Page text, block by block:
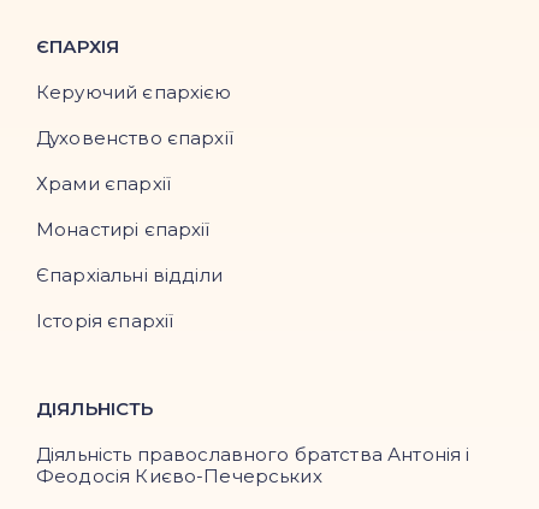
ЄПАРХІЯ
Керуючий єпархією
Духовенство єпархії
Храми єпархії
Монастирі єпархії
Єпархіальні відділи
Історія єпархії
ДІЯЛЬНІСТЬ
Діяльність православного братства Антонія і
Феодосія Києво-Печерських